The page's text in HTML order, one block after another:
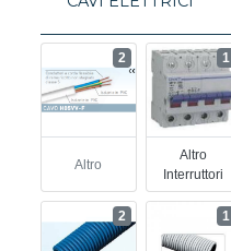
Altro
2
Altro
Interruttori
1
2 1